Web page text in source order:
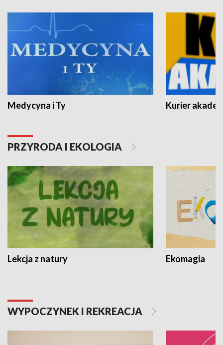
Medycyna i Ty Kurier
PRZYRODA I EKOLOGIA
Lekcja z natury Ekomagia
WYPOCZYNEK I REKREACJA